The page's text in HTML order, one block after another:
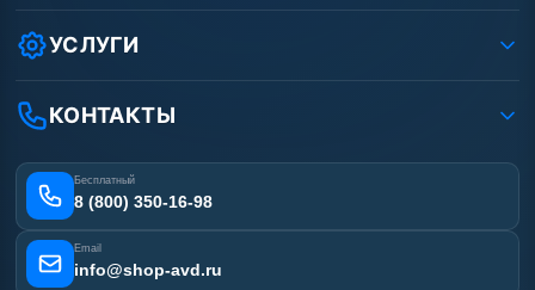
Условия соглашения
Вакансии
Статьи
Как заказать?
Оплата
Доставка
Лизинг
Получить скидку
УСЛУГИ
Услуги
Аренда АВД
Ремонт АВД
Сертификаты
Наши работы
Карта сайта
КОНТАКТЫ
Бесплатный
8 (800) 350-16-98
Email
info@shop-avd.ru